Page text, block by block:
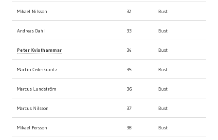
Mikael Nilsson 32 Bust
Andreas Dahl 33 Bust
Peter Kvisthammar 34 Bust
Martin Cederkrantz 35 Bust
Marcus Lundström 36 Bust
Marcus Nilsson 37 Bust
Mikael Persson 38 Bust